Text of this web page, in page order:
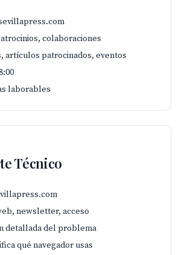
colaboraciones
artículos patrocinados, eventos
laborables
Técnico
newsletter, acceso
detallada del problema
qué navegador usas